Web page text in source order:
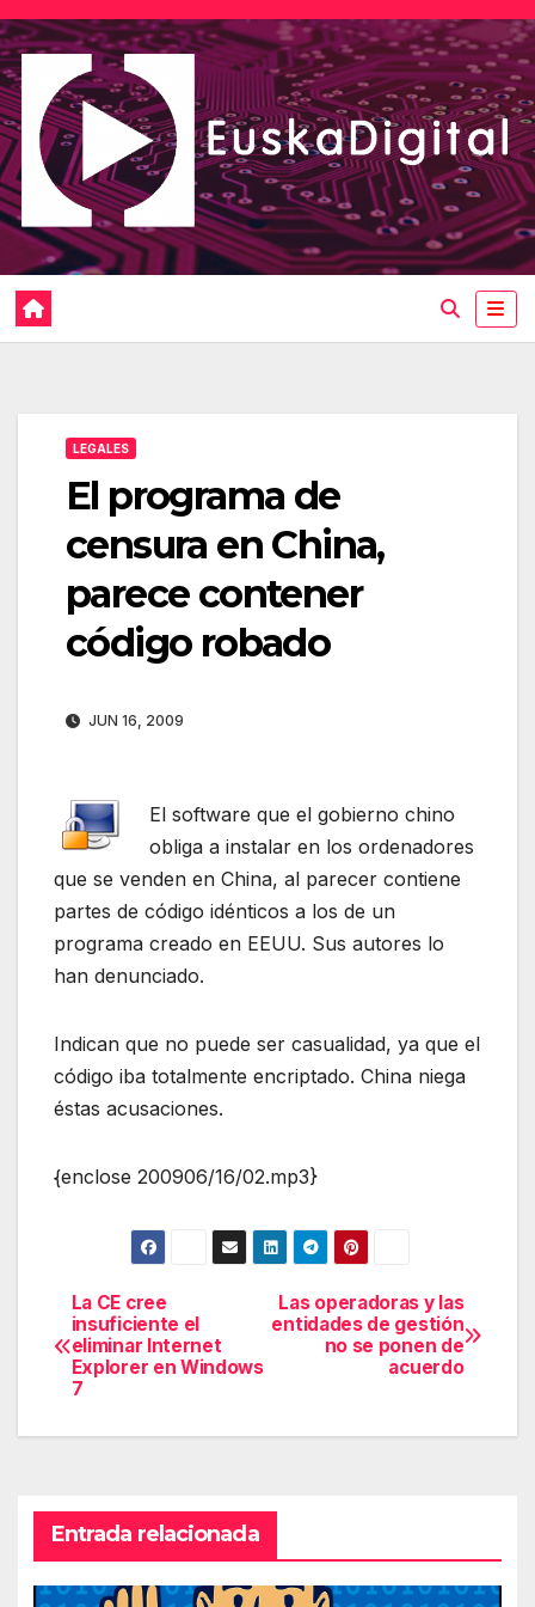
Saltar
al
contenido
LEGALES
El programa de
censura en China,
parece contener
código robado
JUN 16, 2009
El software que el gobierno chino
obliga a instalar en los ordenadores
que se venden en China, al parecer contiene
partes de código idénticos a los de un
programa creado en EEUU. Sus autores lo
han denunciado.
Indican que no puede ser casualidad, ya que el
código iba totalmente encriptado. China niega
éstas acusaciones.
{enclose 200906/16/02.mp3}
Navegación
de
Las operadoras y las
entidades de gestión
no se ponen de
acuerdo
La CE cree
insuficiente el
eliminar Internet
Explorer en Windows
7
Entrada relacionada